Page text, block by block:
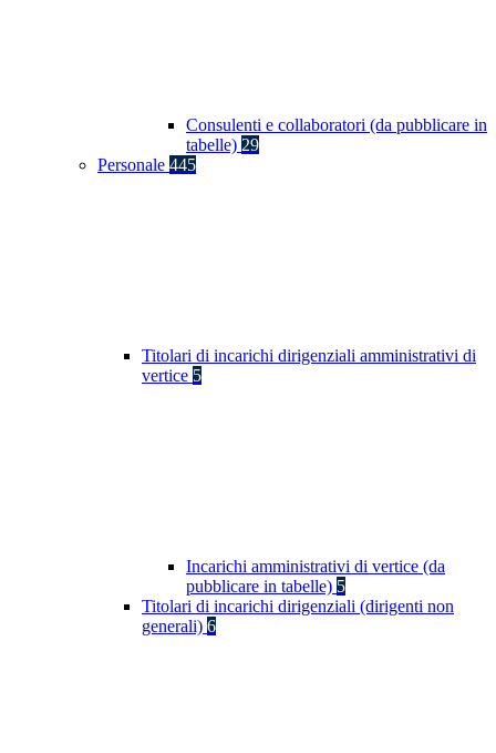
Consulenti e collaboratori (da pubblicare in
tabelle) 29
Personale 445
Titolari di incarichi dirigenziali amministrativi di
vertice 5
Incarichi amministrativi di vertice (da
pubblicare in tabelle) 5
Titolari di incarichi dirigenziali (dirigenti non
generali) 6